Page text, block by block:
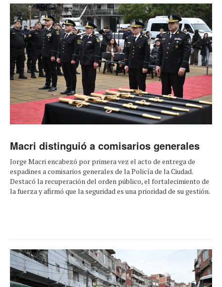
Macri distinguió a comisarios generales
Jorge Macri encabezó por primera vez el acto de entrega de
espadines a comisarios generales de la Policía de la Ciudad.
Destacó la recuperación del orden público, el fortalecimiento de
la fuerza y afirmó que la seguridad es una prioridad de su gestión.